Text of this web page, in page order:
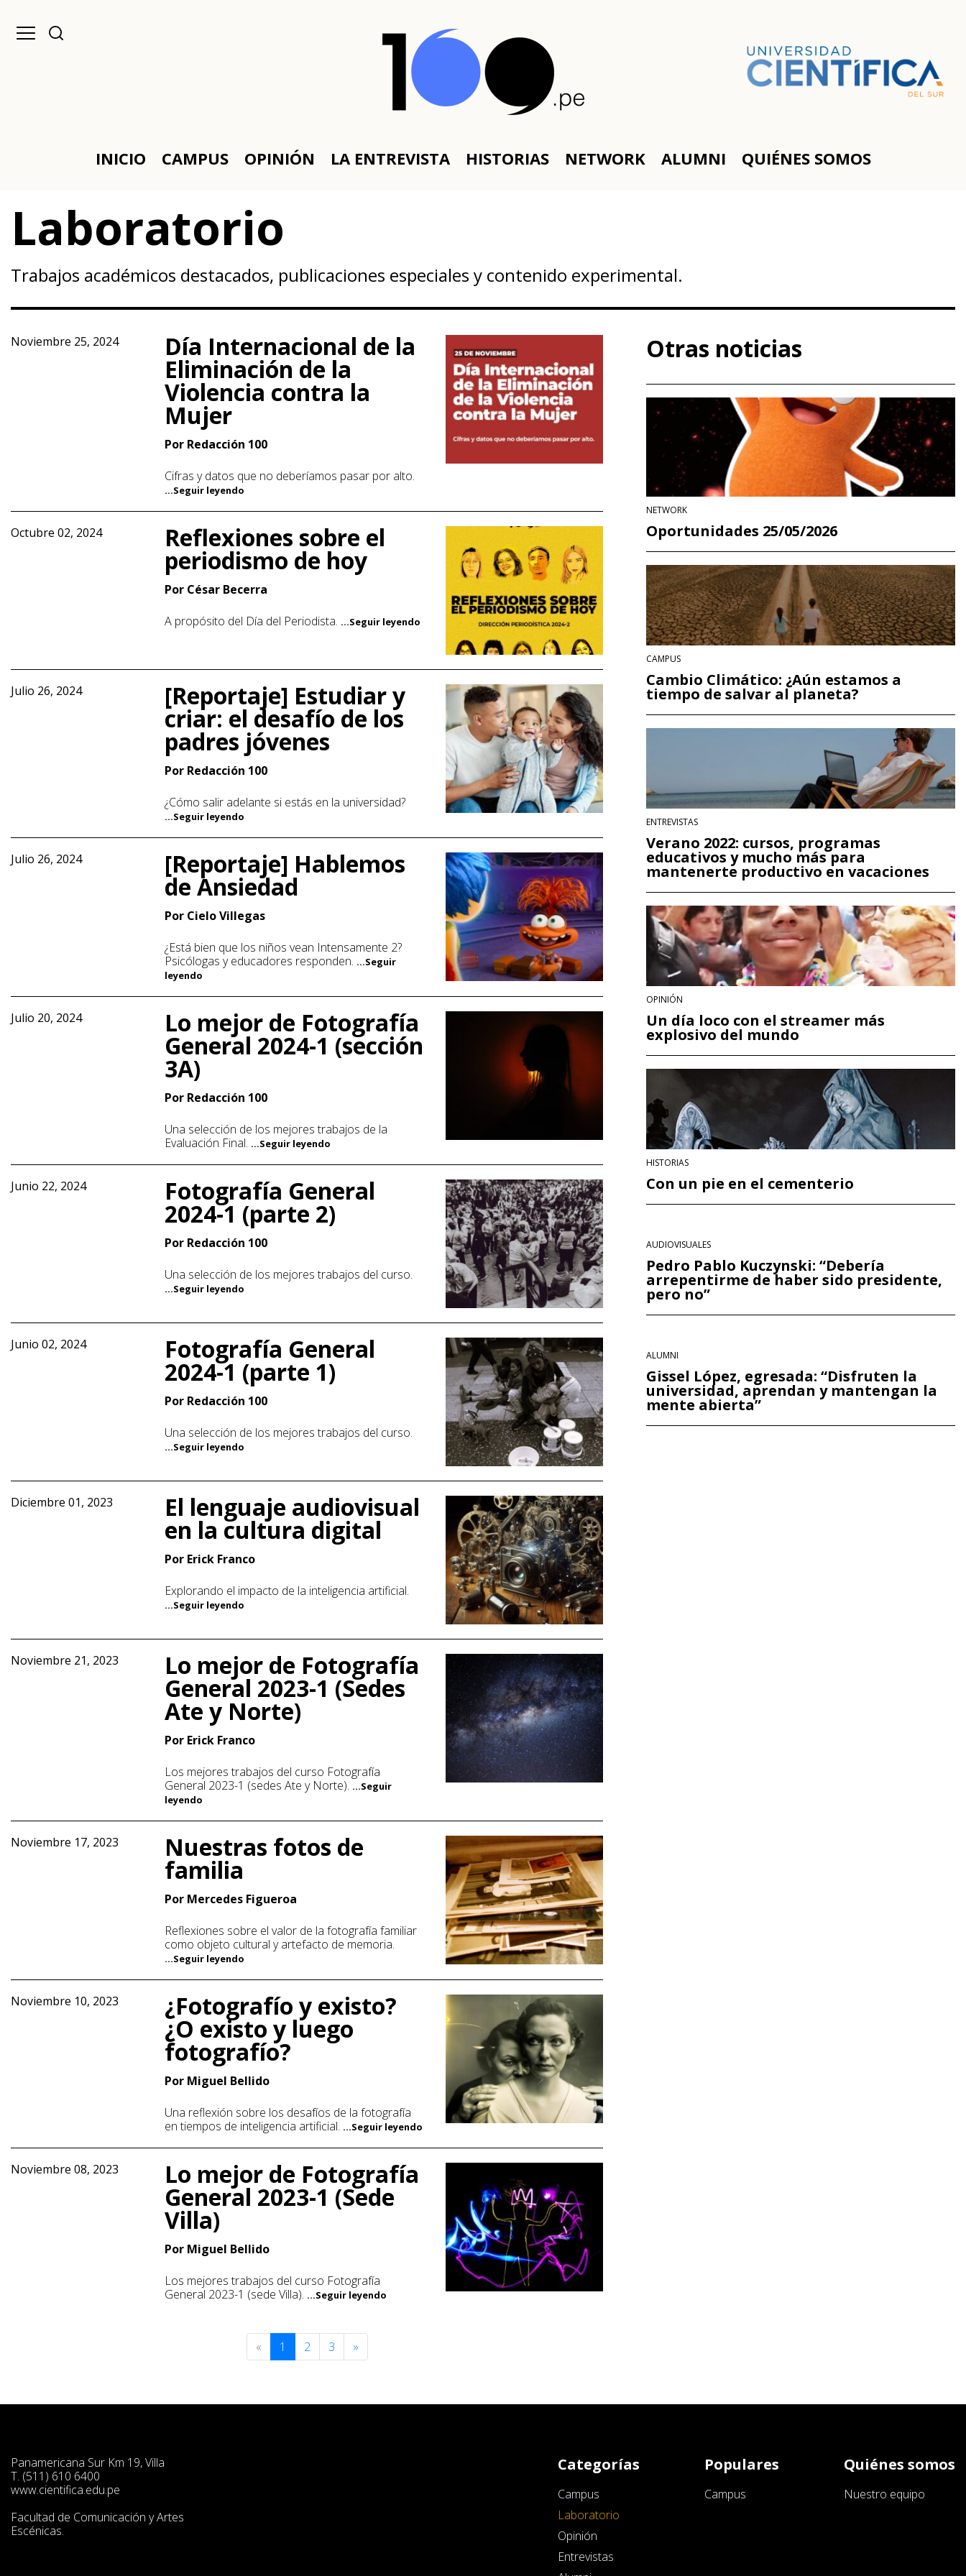
INICIO CAMPUS OPINIÓN LA ENTREVISTA HISTORIAS NETWORK ALUMNI QUIÉNES SOMOS
Laboratorio
Trabajos académicos destacados, publicaciones especiales y contenido experimental.
Noviembre 25, 2024 Día Internacional de la
Eliminación de la
Violencia contra la
Mujer
Por Redacción 100
Cifras y datos que no deberíamos pasar por alto.
...Seguir leyendo
Octubre 02, 2024 Reflexiones sobre el
periodismo de hoy
Por César Becerra
A propósito del Día del Periodista. ...Seguir leyendo
Julio 26, 2024 [Reportaje] Estudiar y
criar: el desafío de los
padres jóvenes
Por Redacción 100
¿Cómo salir adelante si estás en la universidad?
...Seguir leyendo
Julio 26, 2024 [Reportaje] Hablemos
de Ansiedad
Por Cielo Villegas
¿Está bien que los niños vean Intensamente 2?
Psicólogas y educadores responden. ...Seguir
leyendo
Julio 20, 2024 Lo mejor de Fotografía
General 2024-1 (sección
3A)
Por Redacción 100
Una selección de los mejores trabajos de la
Evaluación Final. ...Seguir leyendo
Junio 22, 2024 Fotografía General
2024-1 (parte 2)
Por Redacción 100
Una selección de los mejores trabajos del curso.
...Seguir leyendo
Junio 02, 2024 Fotografía General
2024-1 (parte 1)
Por Redacción 100
Una selección de los mejores trabajos del curso.
...Seguir leyendo
Diciembre 01, 2023 El lenguaje audiovisual
en la cultura digital
Por Erick Franco
Explorando el impacto de la inteligencia artificial.
...Seguir leyendo
Noviembre 21, 2023 Lo mejor de Fotografía
General 2023-1 (Sedes
Ate y Norte)
Por Erick Franco
Los mejores trabajos del curso Fotografía
General 2023-1 (sedes Ate y Norte). ...Seguir
leyendo
Noviembre 17, 2023 Nuestras fotos de
familia
Por Mercedes Figueroa
Reflexiones sobre el valor de la fotografía familiar
como objeto cultural y artefacto de memoria.
...Seguir leyendo
Noviembre 10, 2023 ¿Fotografío y existo?
¿O existo y luego
fotografío?
Por Miguel Bellido
Una reflexión sobre los desafíos de la fotografía
en tiempos de inteligencia artificial. ...Seguir leyendo
Noviembre 08, 2023 Lo mejor de Fotografía
General 2023-1 (Sede
Villa)
Por Miguel Bellido
Los mejores trabajos del curso Fotografía
General 2023-1 (sede Villa). ...Seguir leyendo
« 1 2 3 »
Otras noticias
NETWORK
Oportunidades 25/05/2026
CAMPUS
Cambio Climático: ¿Aún estamos a
tiempo de salvar al planeta?
ENTREVISTAS
Verano 2022: cursos, programas
educativos y mucho más para
mantenerte productivo en vacaciones
OPINIÓN
Un día loco con el streamer más
explosivo del mundo
HISTORIAS
Con un pie en el cementerio
AUDIOVISUALES
Pedro Pablo Kuczynski: “Debería
arrepentirme de haber sido presidente,
pero no”
ALUMNI
Gissel López, egresada: “Disfruten la
universidad, aprendan y mantengan la
mente abierta”
Panamericana Sur Km 19, Villa
T. (511) 610 6400
www.cientifica.edu.pe
Facultad de Comunicación y Artes
Escénicas.
Categorías
Campus
Laboratorio
Opinión
Entrevistas
Populares
Campus
Quiénes somos
Nuestro equipo